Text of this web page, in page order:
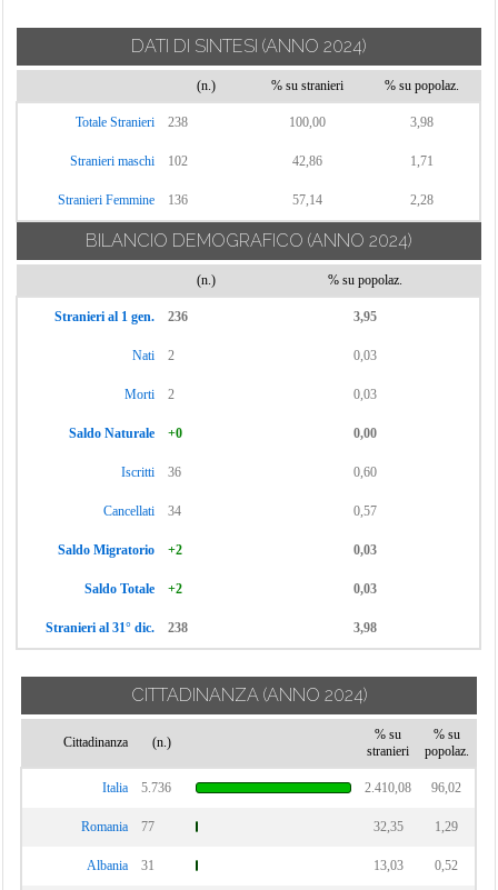
Gallodoro
Giardini-Naxos
Gioiosa Marea
Sicaminò
Pettineo
Piraino
Raccuja
Roccafiorita
Taormina
Terme Vigliatore
Torregrotta
Tortorici
Tusa
Ucria
Valdina
DATI DI SINTESI (ANNO 2024)
(n.) % su stranieri % su popolaz.
Totale Stranieri 238 100,00 3,98
Stranieri maschi 102 42,86 1,71
Stranieri Femmine 136 57,14 2,28
BILANCIO DEMOGRAFICO (ANNO 2024)
(n.) % su popolaz.
Stranieri al 1 gen. 236 3,95
Nati 2 0,03
Morti 2 0,03
Saldo Naturale +0 0,00
Iscritti 36 0,60
Cancellati 34 0,57
Saldo Migratorio +2 0,03
Saldo Totale +2 0,03
Stranieri al 31° dic. 238 3,98
CITTADINANZA (ANNO 2024)
Cittadinanza (n.)
% su
stranieri
% su
popolaz.
Italia 5.736 2.410,08 96,02
Romania 77 32,35 1,29
Albania 31 13,03 0,52